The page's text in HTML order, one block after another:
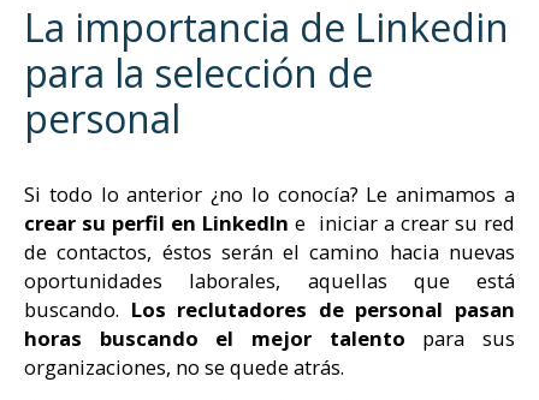
La importancia de Linkedin
para la selección de
personal
Si todo lo anterior ¿no lo conocía? Le animamos a
crear su perfil en LinkedIn e iniciar a crear su red
de contactos, éstos serán el camino hacia nuevas
oportunidades laborales, aquellas que está
buscando. Los reclutadores de personal pasan
horas buscando el mejor talento para sus
organizaciones, no se quede atrás.